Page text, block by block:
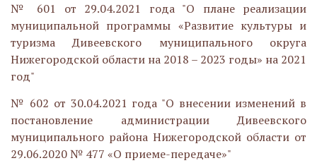
№ 601 от 29.04.2021 года "О плане реализации
муниципальной программы «Развитие культуры и
туризма Дивеевского муниципального округа
Нижегородской области на 2018 – 2023 годы» на 2021
год"
№ 602 от 30.04.2021 года "О внесении изменений в
постановление администрации Дивеевского
муниципального района Нижегородской области от
29.06.2020 № 477 «О приеме-передаче»"